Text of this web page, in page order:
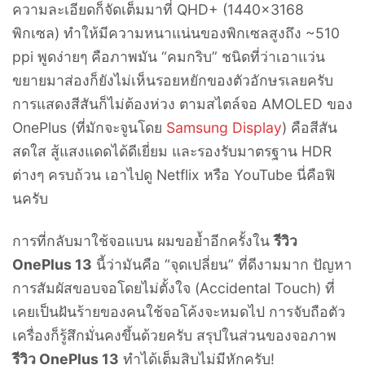
ความละเอียดก็จัดเต็มมาที่ QHD+ (1440×3168
พิกเซล) ทำให้มีความหนาแน่นของพิกเซลสูงถึง ~510
ppi พูดง่ายๆ คือภาพมัน “คมกริบ” ชนิดที่ว่าเอาแว่น
ขยายมาส่องก็ยังไม่เห็นรอยหยักของตัวอักษรเลยครับ
การแสดงสีสันก็ไม่ต้องห่วง ตามสไตล์จอ AMOLED ของ
OnePlus (ที่มักจะจูนโดย Samsung Display) คือสีสัน
สดใส สู้แสงแดดได้ดีเยี่ยม และรองรับมาตรฐาน HDR
ต่างๆ ครบถ้วน เอาไปดู Netflix หรือ YouTube นี่คือฟิ
นครับ
การที่กลับมาใช้จอแบน ผมขอย้ำอีกครั้งในรีวิว
OnePlus 13 นี้ว่ามันคือ “จุดเปลี่ยน” ที่ดีงามมาก ปัญหา
การสัมผัสขอบจอโดยไม่ตั้งใจ (Accidental Touch) ที่
เคยเป็นฝันร้ายของคนใช้จอโค้งจะหมดไป การจับถือตัว
เครื่องก็รู้สึกมั่นคงขึ้นด้วยครับ สรุปในส่วนของจอภาพ
รีวิว OnePlus 13 ทำได้เต็มสิบไม่มีหักครับ!